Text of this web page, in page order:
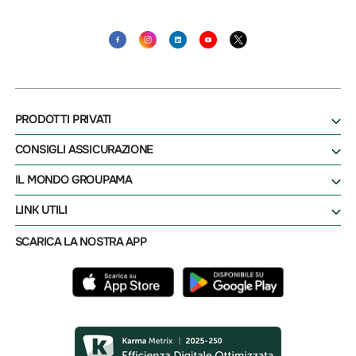
PRODOTTI PRIVATI
CONSIGLI ASSICURAZIONE
IL MONDO GROUPAMA
LINK UTILI
SCARICA LA NOSTRA APP